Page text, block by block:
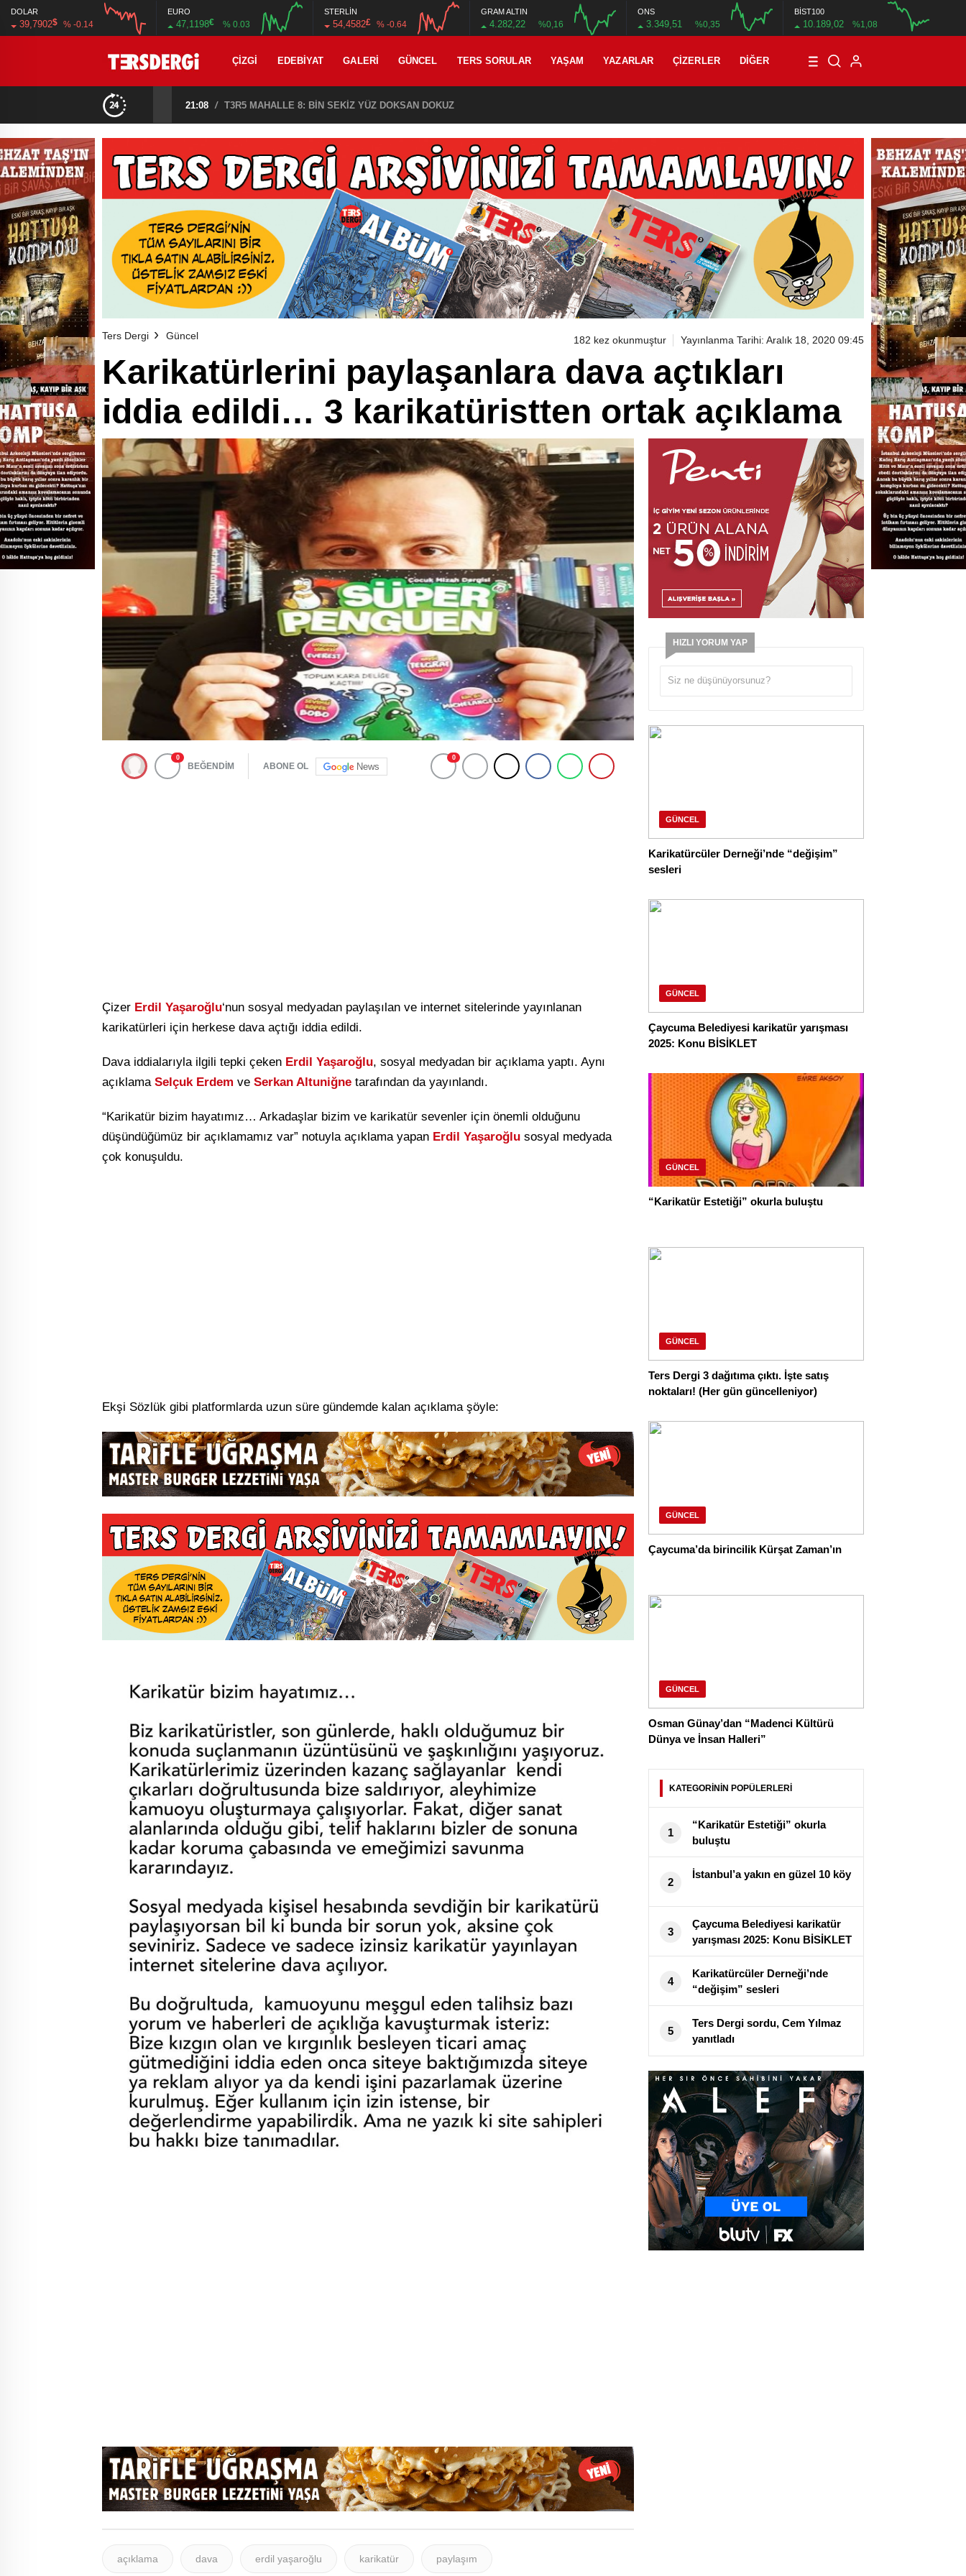
DOLAR
39,7902$ % -0.14
EURO
47,1198€ % 0.03
STERLİN
54,4582£ % -0.64
GRAM ALTIN
4.282,22 %0,16
ONS
3.349,51 %0,35
BİST100
10.189,02 %1,08
ÇIZGI EDEBIYAT GALERI GÜNCEL TERS SORULAR YAŞAM YAZARLAR ÇIZERLER DIĞER
21:08 / T3R5 MAHALLE 8: BİN SEKİZ YÜZ DOKSAN DOKUZ
Ters Dergi Güncel 182 kez okunmuştur Yayınlanma Tarihi: Aralık 18, 2020 09:45
Karikatürlerini paylaşanlara dava açtıkları
iddia edildi… 3 karikatüristten ortak açıklama
0
BEĞENDİM ABONE OL News
0
Çizer Erdil Yaşaroğlu‘nun sosyal medyadan paylaşılan ve internet sitelerinde yayınlanan
karikatürleri için herkese dava açtığı iddia edildi.
Dava iddialarıyla ilgili tepki çeken Erdil Yaşaroğlu, sosyal medyadan bir açıklama yaptı. Aynı
açıklama Selçuk Erdem ve Serkan Altuniğne tarafından da yayınlandı.
“Karikatür bizim hayatımız… Arkadaşlar bizim ve karikatür sevenler için önemli olduğunu
düşündüğümüz bir açıklamamız var” notuyla açıklama yapan Erdil Yaşaroğlu sosyal medyada
çok konuşuldu.
Ekşi Sözlük gibi platformlarda uzun süre gündemde kalan açıklama şöyle:
açıklama dava erdil yaşaroğlu karikatür paylaşım
HIZLI YORUM YAP
GÜNCEL
Karikatürcüler Derneği’nde “değişim”
sesleri
GÜNCEL
Çaycuma Belediyesi karikatür yarışması
2025: Konu BİSİKLET
GÜNCEL
“Karikatür Estetiği” okurla buluştu
GÜNCEL
Ters Dergi 3 dağıtıma çıktı. İşte satış
noktaları! (Her gün güncelleniyor)
GÜNCEL
Çaycuma’da birincilik Kürşat Zaman’ın
GÜNCEL
Osman Günay’dan “Madenci Kültürü
Dünya ve İnsan Halleri”
KATEGORİNİN POPÜLERLERİ
1
“Karikatür Estetiği” okurla
buluştu
2
İstanbul’a yakın en güzel 10 köy
3
Çaycuma Belediyesi karikatür
yarışması 2025: Konu BİSİKLET
4
Karikatürcüler Derneği’nde
“değişim” sesleri
5
Ters Dergi sordu, Cem Yılmaz
yanıtladı